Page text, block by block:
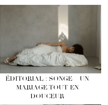
ÉDITORIAL : SONGE – UN
MARIAGE TOUT EN
DOUCEUR